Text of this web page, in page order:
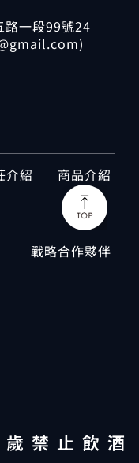
路一段99號24
介紹 商品介紹
戰略合作夥伴
禁止飲酒